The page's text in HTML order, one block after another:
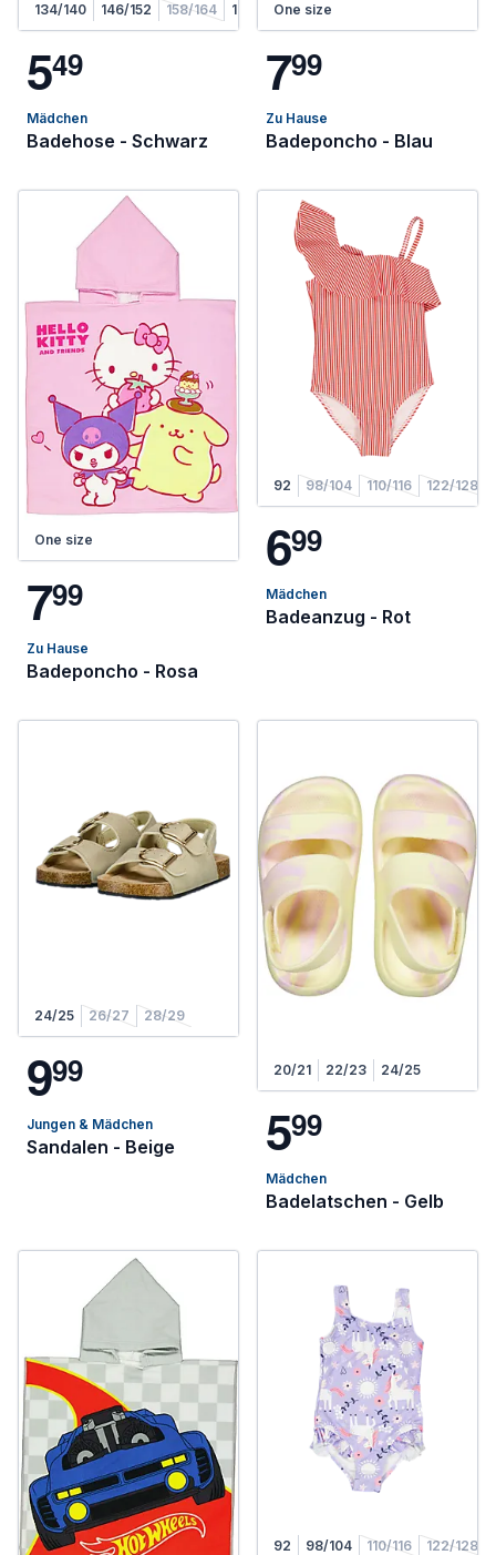
134/140 146/152 158/164 170/176
549
Mädchen
Badehose - Schwarz
One size
799
Zu Hause
Badeponcho - Blau
One size
799
Zu Hause
Badeponcho - Rosa
92 98/104 110/116 122/128
699
Mädchen
Badeanzug - Rot
24/25 26/27 28/29
999
Jungen & Mädchen
Sandalen - Beige
20/21 22/23 24/25
599
Mädchen
Badelatschen - Gelb
92 98/104 110/116 122/128